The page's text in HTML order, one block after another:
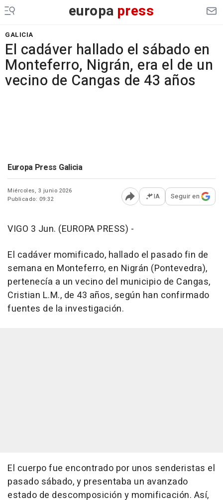
europa press
GALICIA
El cadáver hallado el sábado en
Monteferro, Nigrán, era el de un
vecino de Cangas de 43 años
Europa Press Galicia
Miércoles, 3 junio 2026
Publicado: 09:32
Abrir opciones para
IA Seguir en
VIGO 3 Jun. (EUROPA PRESS) -
El cadáver momificado, hallado el pasado fin de
semana en Monteferro, en Nigrán (Pontevedra),
pertenecía a un vecino del municipio de Cangas,
Cristian L.M., de 43 años, según han confirmado
fuentes de la investigación.
El cuerpo fue encontrado por unos senderistas el
pasado sábado, y presentaba un avanzado
estado de descomposición y momificación. Así,